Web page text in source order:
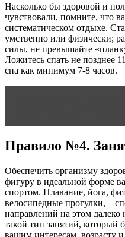
Насколько бы здоровой и
чувствовали, помните, что
систематическом отдыхе.
умственно или физически;
силы, не превышайте
Ложитесь спать не позднее
сна как минимум 7-8 часов.
Правило №4.
Обеспечить организму
фигуру в идеальной форме
спортом. Плавание, йога,
велосипедные прогулки, –
направлений на этом
такой тип занятий, который
вашим интересам, возрасту